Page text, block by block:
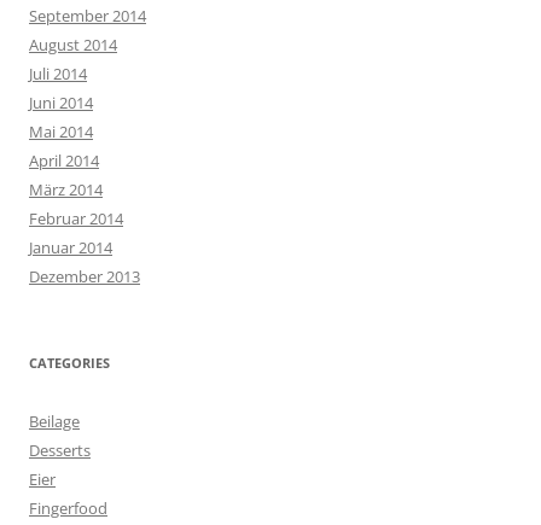
September 2014
August 2014
Juli 2014
Juni 2014
Mai 2014
April 2014
März 2014
Februar 2014
Januar 2014
Dezember 2013
CATEGORIES
Beilage
Desserts
Eier
Fingerfood